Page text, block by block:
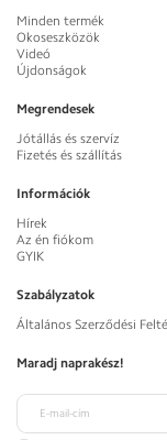
Minden termék
Okoseszközök
Videó
Újdonságok
Megrendesek
Jótállás és szervíz
Fizetés és szállítás
Információk
Hírek
Az én fiókom
GYIK
Szabályzatok
Általános Szerződési
Maradj naprakész!
E-mail-cím